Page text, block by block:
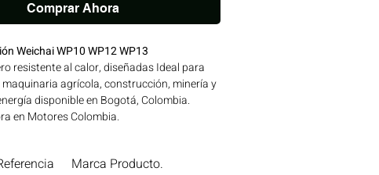
Comprar Ahora
Weichai WP10 WP12 WP13
resistente al calor, diseñadas Ideal para
agrícola, construcción, minería y
disponible en Bogotá, Colombia.
en Motores Colombia.
Marca Producto.